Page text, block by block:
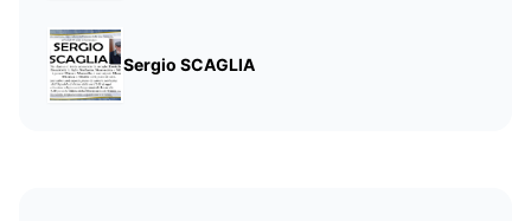
Sergio SCAGLIA